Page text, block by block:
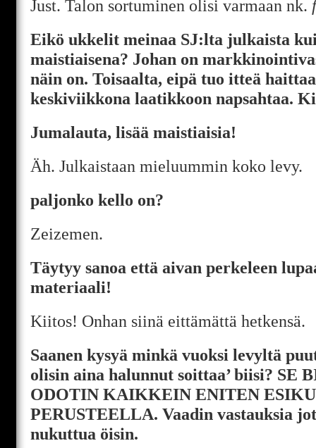
Just. Talon sortuminen olisi varmaan nk.
Eikö ukkelit meinaa SJ:lta julkaista
maistiaisena? Johan on
näin on. Toisaalta, eipä tuo itteä
keskiviikkona laatikkoon napsahtaa.
Jumalauta, lisää maistiaisia!
Äh. Julkaistaan mieluummin koko levy.
paljonko kello on?
Zeizemen.
Täytyy sanoa että aivan perkeleen
materiaali!
Kiitos! Onhan siinä eittämättä hetkensä.
Saanen kysyä minkä vuoksi levyltä
olisin aina halunnut soittaa’ biisi? SE
ODOTIN KAIKKEIN ENITEN
PERUSTEELLA. Vaadin vastauksia
nukuttua öisin.